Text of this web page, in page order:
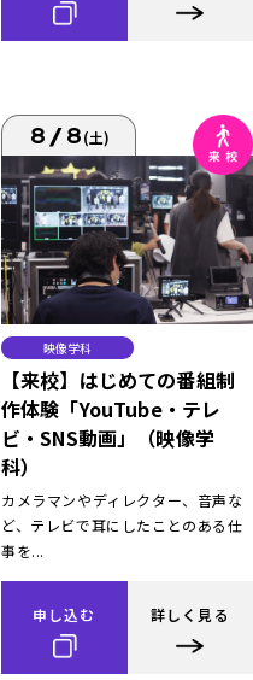
8/8(土)
映像学科
【来校】はじめての番組制
作体験「YouTube・テレ
ビ・SNS動画」（映像学
科）
カメラマンやディレクター、音声な
ど、テレビで耳にしたことのある仕
事を...
申し込む 詳しく見る